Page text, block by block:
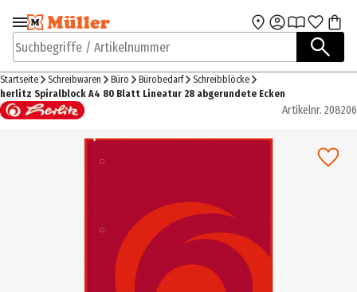
Zur Navigation
springen
Zum Hauptinhalt
Suchbegriffe / Artikelnummer
Startseite Schreibwaren Büro Bürobedarf
Schreibblöcke
herlitz Spiralblock A4 80 Blatt Lineatur 28 abgerundete Ecken
Artikelnr. 208206